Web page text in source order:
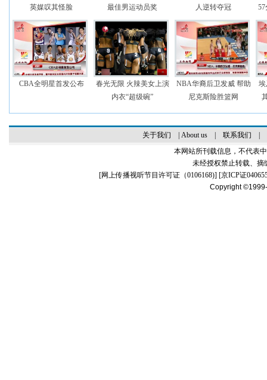
英媒叹其怪脸
最佳男运动员奖
人逆转夺冠
CBA全明星首发公布
春光无限 火辣美女上演
内衣“超级碗”
NBA华裔后卫发威 帮助
尼克斯险胜篮网
关于我们 About us| 联系我们
本网站所刊载信息，不代表
未经授权禁止转载、摘
[网上传播视听节目许可证（0106168)] [京ICP证
Copyright